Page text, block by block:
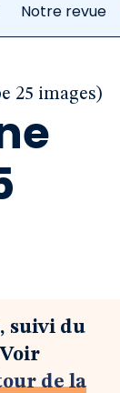
Notre revue
25 images)
suivi du
de la